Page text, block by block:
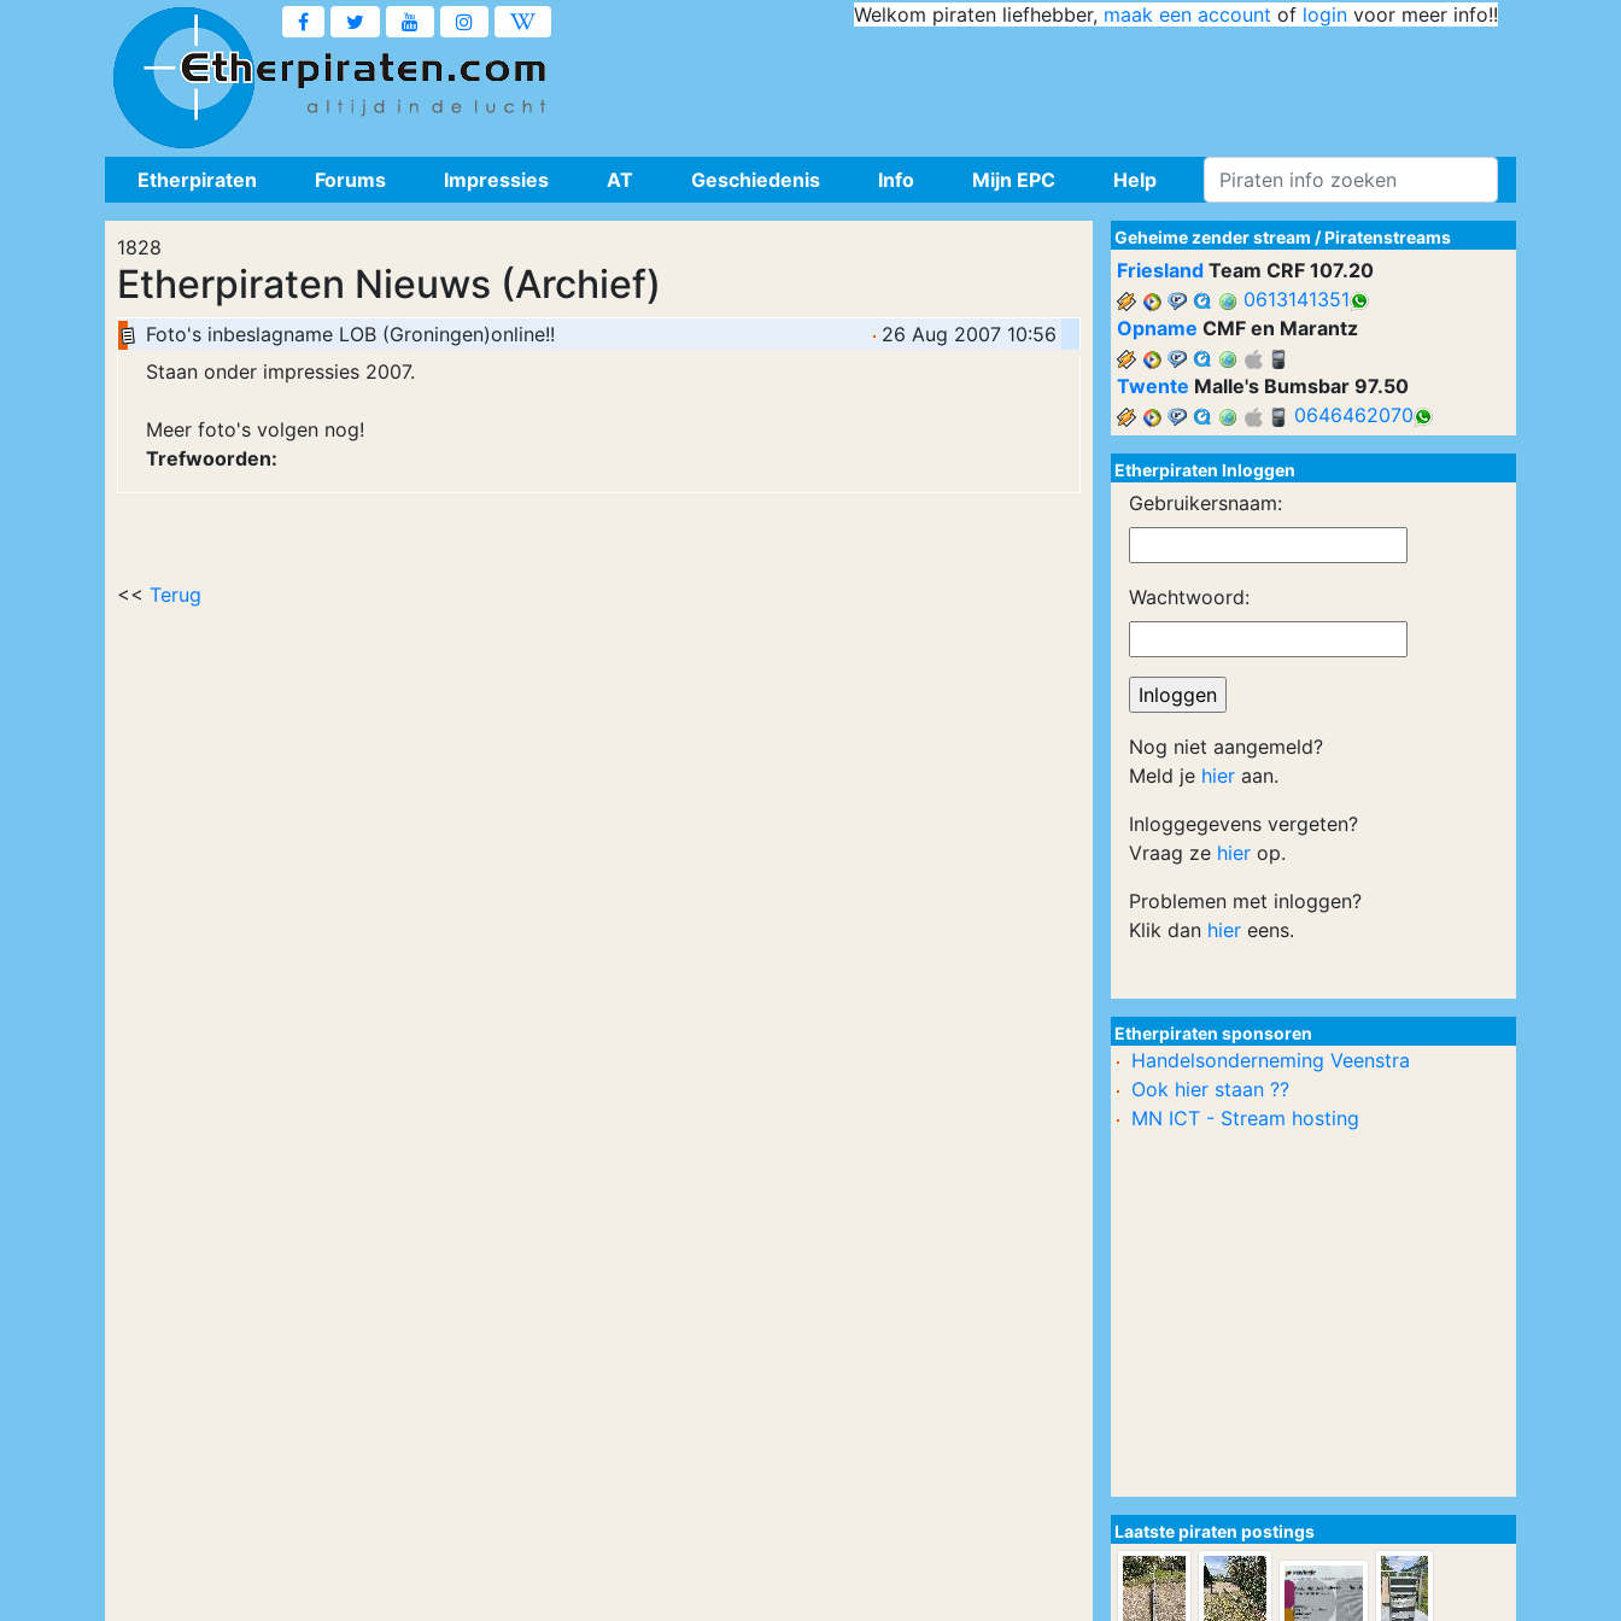
Welkom piraten liefhebber, maak een account of login voor meer info!!
Etherpiraten Forums Impressies AT Geschiedenis Info Mijn EPC Help
1828
Etherpiraten Nieuws (Archief)
Foto's inbeslagname LOB (Groningen)online!!
26 Aug 2007 10:56
Staan onder impressies 2007.
Meer foto's volgen nog!
Trefwoorden:
<< Terug
Geheime zender stream /Piratenstreams
Friesland Team CRF 107.20
0613141351
Opname CMF en Marantz
Twente Malle's Bumsbar 97.50
0646462070
Etherpiraten Inloggen
Gebruikersnaam:
Wachtwoord:
Nog niet aangemeld?
Meld je hier aan.
Inloggegevens vergeten?
Vraag ze hier op.
Problemen met inloggen?
Klik dan hier eens.
Etherpiraten sponsoren
Handelsonderneming Veenstra
Ook hier staan ??
MN ICT - Stream hosting
Laatste piraten postings